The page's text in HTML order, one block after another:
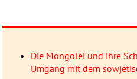
Die Mongolei und ihre
Umgang mit dem